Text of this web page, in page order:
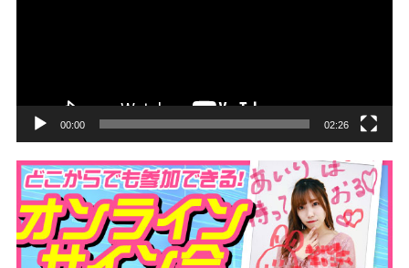
00:00 02:26